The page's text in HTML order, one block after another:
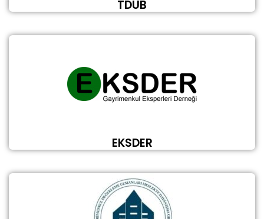
TDUB
EKSDER